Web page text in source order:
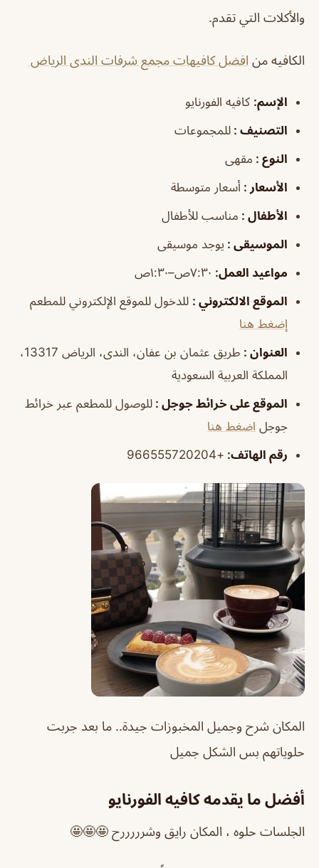
والأكلات التي تقدم.
الكافيه من افضل كافيهات مجمع شرفات الندى الرياض
الإسم: كافيه الفورنايو
التصنيف : للمجموعات
النوع : مقهى
الأسعار : أسعار متوسطة
الأطفال : مناسب للأطفال
الموسيقى : يوجد موسيقى
مواعيد العمل:
الموقع الالكتروني : للدخول للموقع الإلكتروني للمطعم
إضغط هنا
العنوان :
طريق عثمان بن عفان، الندى، الرياض 13317،
المملكة العربية السعودية
الموقع على خرائط جوجل : للوصول للمطعم عبر خرائط
جوجل اضغط هنا
رقم الهاتف: +966555720204
المكان شرح وجميل المخبوزات جيدة.. ما بعد جربت
حلوياتهم بس الشكل جميل
أفضل ما يقدمه كافيه الفورنايو
الجلسات حلوه ، المكان رايق وشرررررح 🤩🤩🤩